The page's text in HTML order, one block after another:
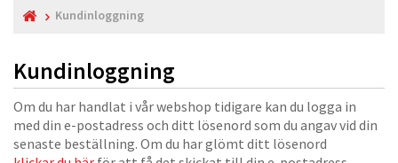
Kundinloggning
Kundinloggning
Om du har handlat i vår webshop tidigare kan du logga in
med din e-postadress och ditt lösenord som du angav vid din
senaste beställning. Om du har glömt ditt lösenord